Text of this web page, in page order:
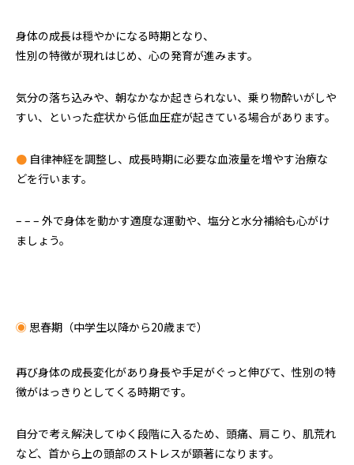
身体の成長は穏やかになる時期となり、
性別の特徴が現れはじめ、心の発育が進みます。
気分の落ち込みや、朝なかなか起きられない、乗り物酔いがしや
すい、といった症状から低血圧症が起きている場合があります。
● 自律神経を調整し、成長時期に必要な血液量を増やす治療な
どを行います。
– – – 外で身体を動かす適度な運動や、塩分と水分補給も心がけ
ましょう。
◉ 思春期（中学生以降から20歳まで）
再び身体の成長変化があり身長や手足がぐっと伸びて、性別の特
徴がはっきりとしてくる時期です。
自分で考え解決してゆく段階に入るため、頭痛、肩こり、肌荒れ
など、首から上の頭部のストレスが顕著になります。